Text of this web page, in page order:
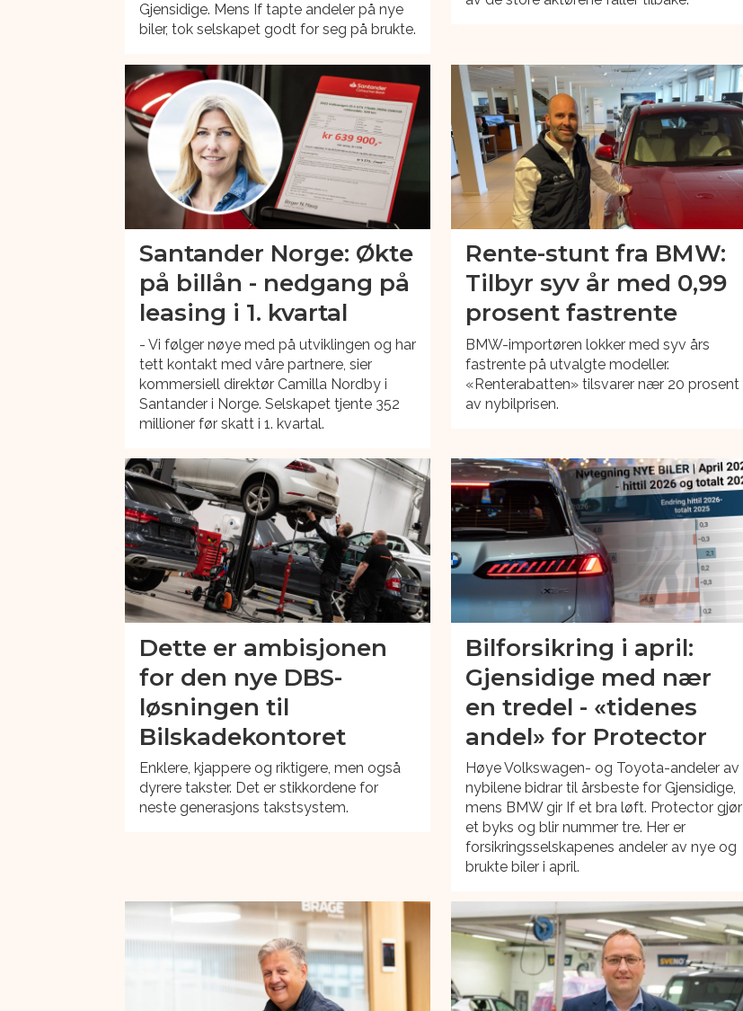
Gjensidige. Mens If tapte andeler på nye
biler, tok selskapet godt for seg på brukte.
Santander Norge: Økte
på billån - nedgang på
leasing i 1. kvartal
- Vi følger nøye med på utviklingen og har
tett kontakt med våre partnere, sier
kommersiell direktør Camilla Nordby i
Santander i Norge. Selskapet tjente 352
millioner før skatt i 1. kvartal.
Rente-stunt fra BMW:
Tilbyr syv år med 0,99
prosent fastrente
BMW-importøren lokker med syv års
fastrente på utvalgte modeller.
«Renterabatten» tilsvarer nær 20 prosent
av nybilprisen.
Dette er ambisjonen
for den nye DBS-
løsningen til
Bilskadekontoret
Enklere, kjappere og riktigere, men også
dyrere takster. Det er stikkordene for
neste generasjons takstsystem.
Bilforsikring i april:
Gjensidige med nær
en tredel - «tidenes
andel» for Protector
Høye Volkswagen- og Toyota-andeler av
nybilene bidrar til årsbeste for Gjensidige,
mens BMW gir If et bra løft. Protector gjør
et byks og blir nummer tre. Her er
forsikringsselskapenes andeler av nye og
brukte biler i april.